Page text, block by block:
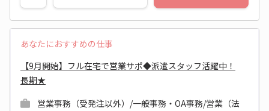
あなたにおすすめの仕事
【9月開始】フル在宅で営業サポ◆派遣スタッフ活躍中！
長期★
営業事務（受発注以外）/一般事務・OA事務/営業（法